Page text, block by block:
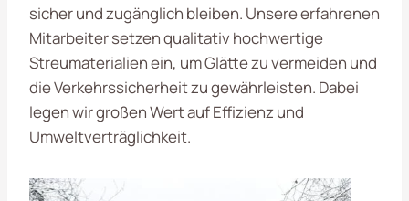
sicher und zugänglich bleiben. Unsere erfahrenen
Mitarbeiter setzen qualitativ hochwertige
Streumaterialien ein, um Glätte zu vermeiden und
die Verkehrssicherheit zu gewährleisten. Dabei
legen wir großen Wert auf Effizienz und
Umweltverträglichkeit.